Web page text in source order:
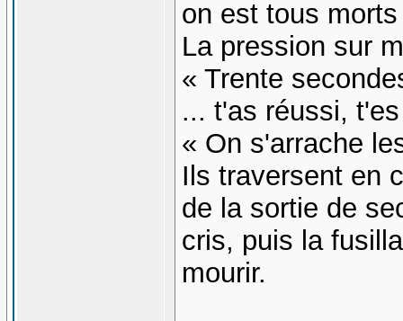
on est tous
La pression sur
« Trente
... t'as réussi,
« On s'arrache
Ils traversent en
de la sortie de
cris, puis la
mourir.